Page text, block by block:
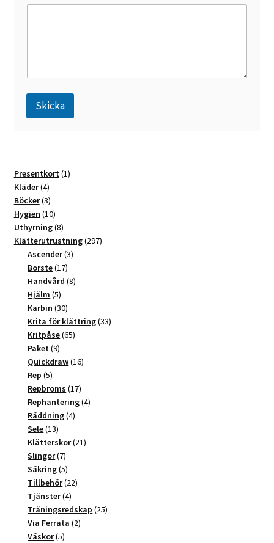
Skicka
e
r
n
a
t
i
v
e
Presentkort 11
Kläder 44
produkter
Böcker 33
produkter
Hygien 1010
produkter
Uthyrning 88
produkter
Klätterutrustning 297297
Ascender 33
Borste 1717
produkter
Handvård 88
Hjälm 55
produkter
Karbin 3030
produkter
Krita för klättring 3333
Kritpåse 6565
Paket 99
produkter
Quickdraw 1616
Rep 55
produkter
Repbroms 1717
produkter
Rephantering 44
Räddning 44
Sele 1313
produkter
Klätterskor 2121
Slingor 77
produkter
Säkring 55
produkter
Tillbehör 2222
Tjänster 44
produkter
Träningsredskap 2525
Via Ferrata 22
Väskor 55